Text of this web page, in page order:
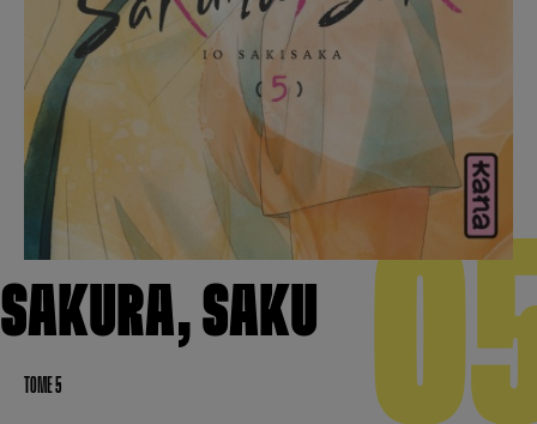
SAKURA, SAKU
TOME 5
Hunter x Hunter
Fire Force
Black Butler